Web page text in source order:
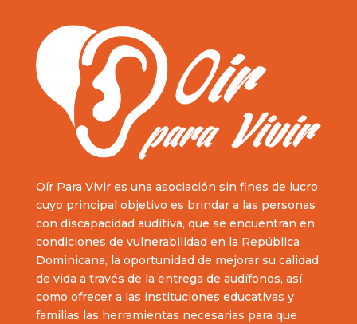
Oír Para Vivir es una asociación sin fines de lucro
cuyo principal objetivo es brindar a las personas
con discapacidad auditiva, que se encuentran en
condiciones de vulnerabilidad en la República
Dominicana, la oportunidad de mejorar su calidad
de vida a través de la entrega de audífonos, así
como ofrecer a las instituciones educativas y
familias las herramientas necesarias para que